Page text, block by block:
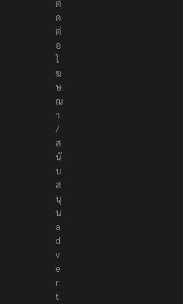
e
p
o
r
t
e
r
s
.
c
o
ติ
ด
ต่
อ
โ
ฆ
ษ
ณ
า
/
ส